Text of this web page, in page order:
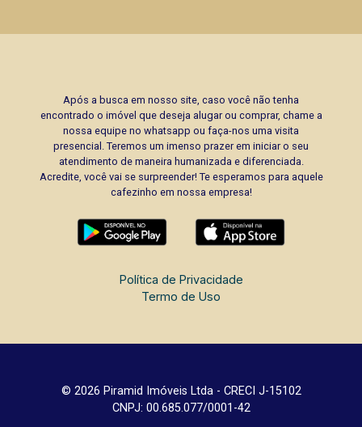
Após a busca em nosso site, caso você não tenha
encontrado o imóvel que deseja alugar ou comprar, chame a
nossa equipe no whatsapp ou faça-nos uma visita
presencial. Teremos um imenso prazer em iniciar o seu
atendimento de maneira humanizada e diferenciada.
Acredite, você vai se surpreender! Te esperamos para aquele
cafezinho em nossa empresa!
Política de Privacidade
Termo de Uso
© 2026 Piramid Imóveis Ltda - CRECI J-15102
CNPJ: 00.685.077/0001-42